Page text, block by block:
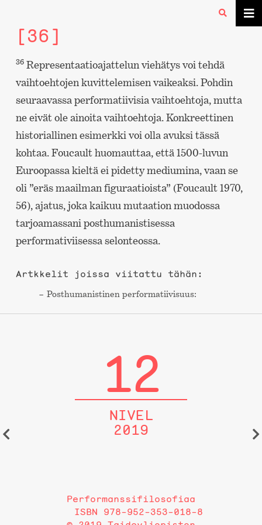
[36]
36Representaatioajattelun viehätys voi tehdä
vaihtoehtojen kuvittelemisen vaikeaksi. Pohdin
seuraavassa performatiivisia vaihtoehtoja, mutta
ne eivät ole ainoita vaihtoehtoja. Konkreettinen
historiallinen esimerkki voi olla avuksi tässä
kohtaa. Foucault huomauttaa, että 1500-luvun
Euroopassa kieltä ei pidetty mediumina, vaan se
oli ”eräs maailman figuraatioista” (Foucault 1970,
56), ajatus, joka kaikuu mutaation muodossa
tarjoamassani posthumanistisessa
performativiisessa selonteossa.
Artkkelit joissa viitattu tähän:
Post­humanistinen performa­tiivisuus:
12
NIVEL
2019
Performanssifilosofiaa
ISBN 978-952-353-018-8